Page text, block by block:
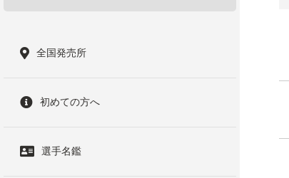
全国発売所
初めての方へ
選手名鑑